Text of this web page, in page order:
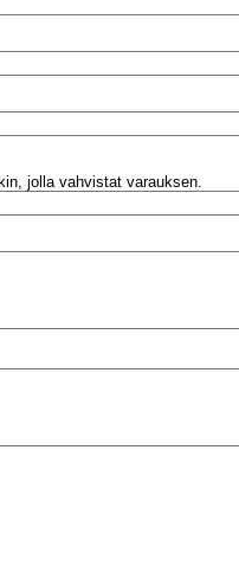
jolla vahvistat varauksen.